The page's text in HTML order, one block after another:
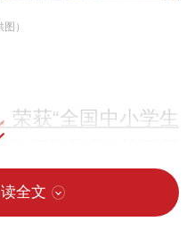
）
荣获“全国中小学生
师指导奖”“第五届
大赛高中组优秀指
征文河北省优秀指
全文